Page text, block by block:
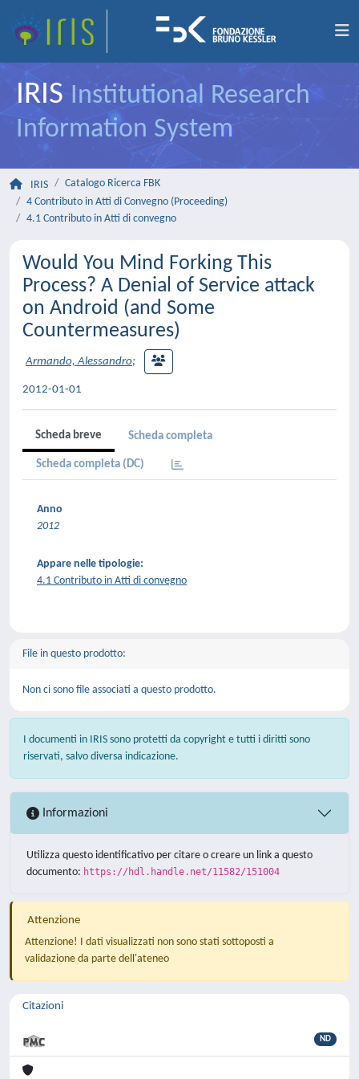
IRIS Institutional Research
Information System
IRIS
Catalogo Ricerca FBK
4 Contributo in Atti di Convegno (Proceeding)
4.1 Contributo in Atti di convegno
Would You Mind Forking This
Process? A Denial of Service attack
on Android (and Some
Countermeasures)
Armando, Alessandro;
2012-01-01
Scheda breve Scheda completa
Scheda completa (DC)
Anno
2012
Appare nelle tipologie:
4.1 Contributo in Atti di convegno
File in questo prodotto:
Non ci sono file associati a questo prodotto.
I documenti in IRIS sono protetti da copyright e tutti i diritti sono
riservati, salvo diversa indicazione.
Informazioni
Utilizza questo identificativo per citare o creare un link a questo
documento: https://hdl.handle.net/11582/151004
Attenzione
Attenzione! I dati visualizzati non sono stati sottoposti a
validazione da parte dell'ateneo
Citazioni
ND